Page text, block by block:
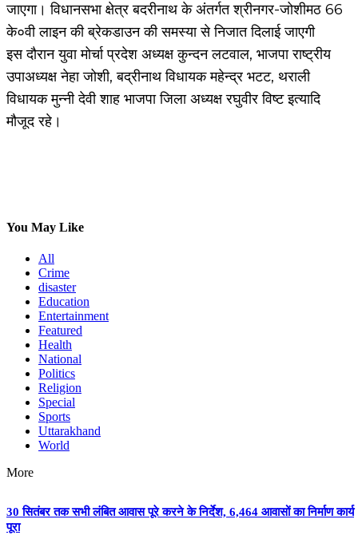
जाएगा। विधानसभा क्षेत्र बदरीनाथ के अंतर्गत श्रीनगर-जोशीमठ 66
के०वी लाइन की ब्रेकडाउन की समस्या से निजात दिलाई जाएगी
इस दौरान युवा मोर्चा प्रदेश अध्यक्ष कुन्दन लटवाल, भाजपा राष्ट्रीय
उपाअध्यक्ष नेहा जोशी, बद्रीनाथ विधायक महेन्द्र भटट, थराली
विधायक मुन्नी देवी शाह भाजपा जिला अध्यक्ष रघुवीर विष्ट इत्यादि
मौजूद रहे।
You May Like
All
Crime
disaster
Education
Entertainment
Featured
Health
National
Politics
Religion
Special
Sports
Uttarakhand
World
More
30 सितंबर तक सभी लंबित आवास पूरे करने के निर्देश, 6,464 आवासों का निर्माण कार्य
पूरा